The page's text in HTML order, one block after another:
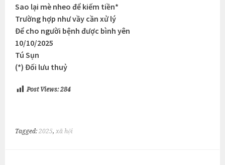
Sao lại mè nheo để kiếm tiền*
Trường hợp như vầy cần xử lý
Để cho người bệnh được bình yên
10/10/2025
Tú Sụn
(*) Đối lưu thuỷ
Post Views: 284
Tagged:2025, xã hội